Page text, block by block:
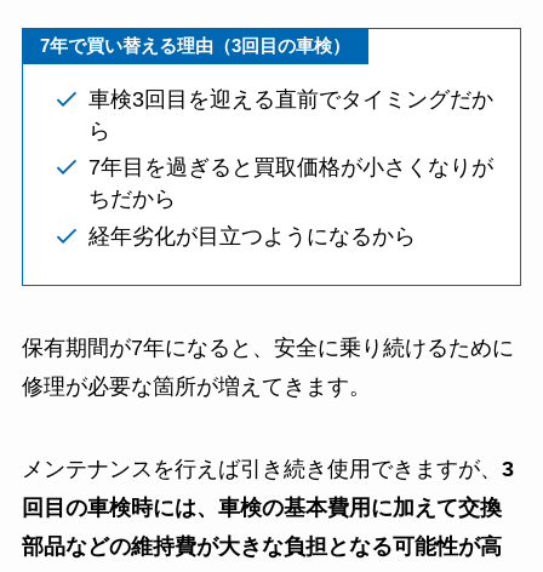
7年で買い替える理由（3回目の車検）
車検3回目を迎える直前でタイミングだか
ら
7年目を過ぎると買取価格が小さくなりが
ちだから
経年劣化が目立つようになるから
保有期間が7年になると、安全に乗り続けるために
修理が必要な箇所が増えてきます。
メンテナンスを行えば引き続き使用できますが、 3
回目の車検時には、車検の基本費用に加えて交換
部品などの維持費が大きな負担となる可能性が高